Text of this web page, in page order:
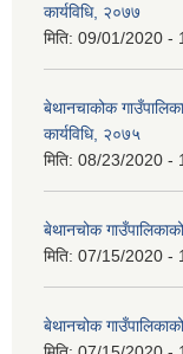
कार्यविधि, २०७७
मिति: 09/01/2020 -
बेथानचाकोक
कार्यविधि, २०७५
मिति: 08/23/2020 -
बेथानचोक
मिति: 07/15/2020 -
बेथानचोक